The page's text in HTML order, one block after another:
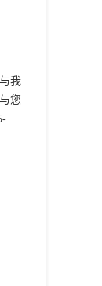
我
您